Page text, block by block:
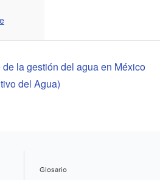
la gestión del agua en México
del Agua)
Glosario